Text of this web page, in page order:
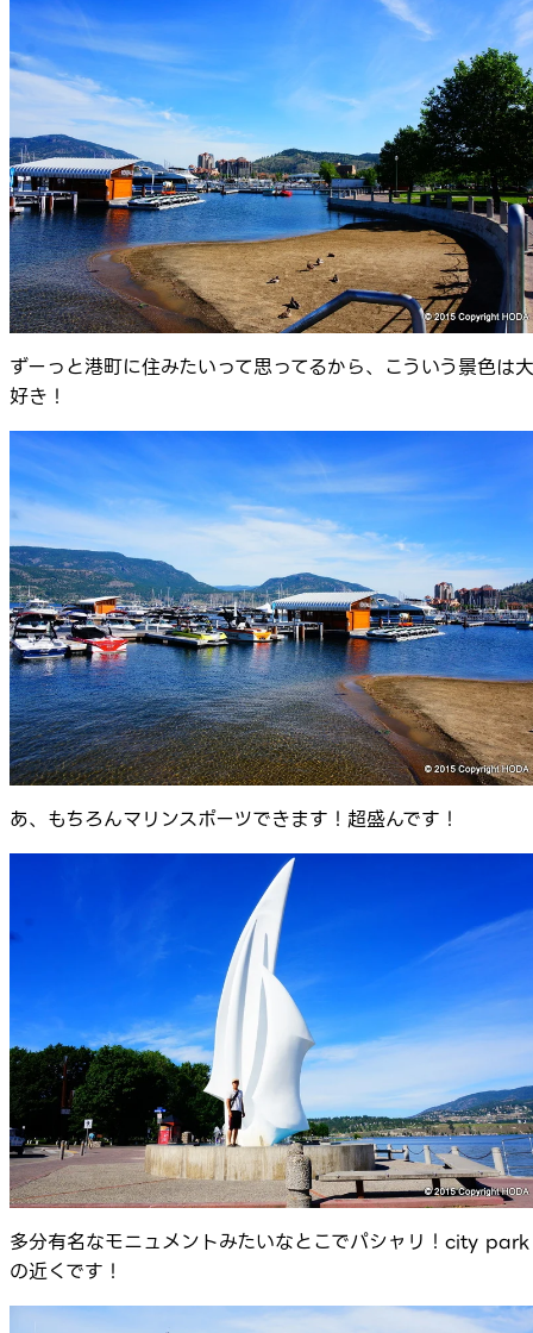
ずーっと港町に住みたいって思ってるから、こういう景色は大
好き！
あ、もちろんマリンスポーツできます！超盛んです！
多分有名なモニュメントみたいなとこでパシャリ！city park
の近くです！